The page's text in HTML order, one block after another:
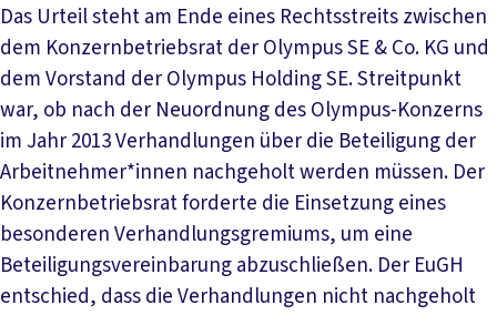
Das Urteil steht am Ende eines Rechtsstreits zwischen
dem Konzernbetriebsrat der Olympus SE & Co. KG und
dem Vorstand der Olympus Holding SE. Streitpunkt
war, ob nach der Neuordnung des Olympus-Konzerns
im Jahr 2013 Verhandlungen über die Beteiligung der
Arbeitnehmer*innen nachgeholt werden müssen. Der
Konzernbetriebsrat forderte die Einsetzung eines
besonderen Verhandlungsgremiums, um eine
Beteiligungsvereinbarung abzuschließen. Der EuGH
entschied, dass die Verhandlungen nicht nachgeholt